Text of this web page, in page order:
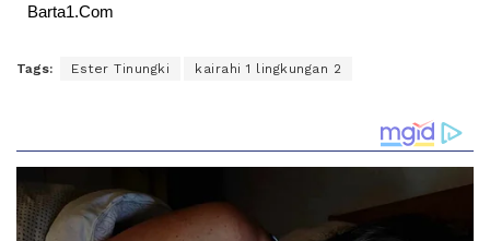
Barta1.Com
Tags: Ester Tinungki kairahi 1 lingkungan 2